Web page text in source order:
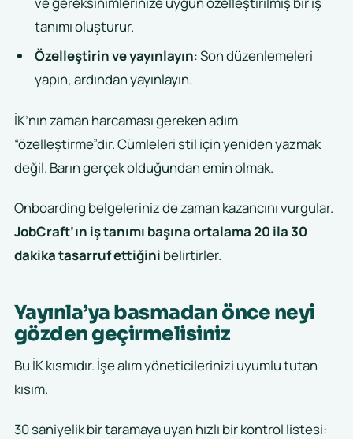
tanımı oluşturur.
Özelleştirin ve yayınlayın: Son düzenlemeleri
yapın, ardından yayınlayın.
İK’nın zaman harcaması gereken adım
“özelleştirme”dir. Cümleleri stil için yeniden yazmak
değil. Barın gerçek olduğundan emin olmak.
Onboarding belgeleriniz de zaman kazancını vurgular.
JobCraft’ın iş tanımı başına ortalama 20 ila 30
dakika tasarruf ettiğini belirtirler.
Yayınla’ya basmadan önce neyi
gözden geçirmelisiniz
Bu İK kısmıdır. İşe alım yöneticilerinizi uyumlu tutan
kısım.
30 saniyelik bir taramaya uyan hızlı bir kontrol listesi: